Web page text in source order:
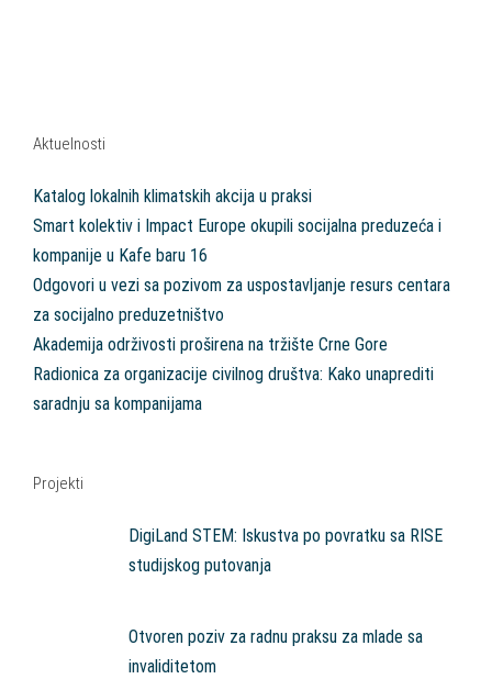
Aktuelnosti
Katalog lokalnih klimatskih akcija u praksi
Smart kolektiv i Impact Europe okupili socijalna preduzeća i
kompanije u Kafe baru 16
Odgovori u vezi sa pozivom za uspostavljanje resurs centara
za socijalno preduzetništvo
Akademija održivosti proširena na tržište Crne Gore
Radionica za organizacije civilnog društva: Kako unaprediti
saradnju sa kompanijama
Projekti
DigiLand STEM: Iskustva po povratku sa RISE
studijskog putovanja
Otvoren poziv za radnu praksu za mlade sa
invaliditetom